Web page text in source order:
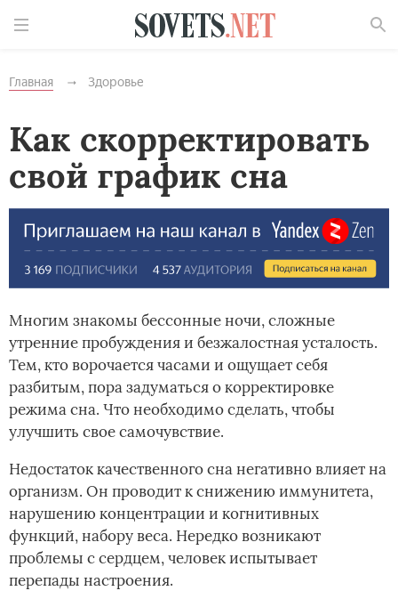
Главная Здоровье
Как скорректировать
свой график сна
Многим знакомы бессонные ночи, сложные
утренние пробуждения и безжалостная усталость.
Тем, кто ворочается часами и ощущает себя
разбитым, пора задуматься о корректировке
режима сна. Что необходимо сделать, чтобы
улучшить свое самочувствие.
Недостаток качественного сна негативно влияет на
организм. Он проводит к снижению иммунитета,
нарушению концентрации и когнитивных
функций, набору веса. Нередко возникают
проблемы с сердцем, человек испытывает
перепады настроения.